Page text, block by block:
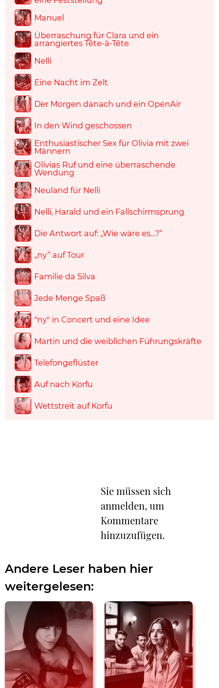
Manuel
Überraschung für Clara und ein
arrangiertes Tête-à-Tête
Nelli
Eine Nacht im Zelt
Der Morgen danach und ein OpenAir
In den Wind geschossen
Enthusiastischer Sex für Olivia mit zwei
Männern
Olivias Ruf und eine überraschende
Wendung
Neuland für Nelli
Nelli, Harald und ein Fallschirmsprung
Die Antwort auf: „Wie wäre es…?“
„ny“ auf Tour
Familie da Silva
Jede Menge Spaß
"ny" in Concert und eine Idee
Martin und die weiblichen Führungskräfte
Telefongeflüster
Auf nach Korfu
Wettstreit auf Korfu
Sie müssen sich
anmelden, um
Kommentare
hinzuzufügen.
Andere Leser haben hier
weitergelesen: